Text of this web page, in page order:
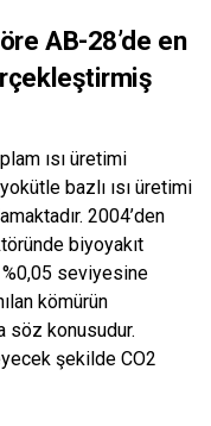
AB-28’de en
ısı üretimi
bazlı ısı üretimi
2004’den
biyoyakıt
seviyesine
kömürün
söz konusudur.
şekilde CO2